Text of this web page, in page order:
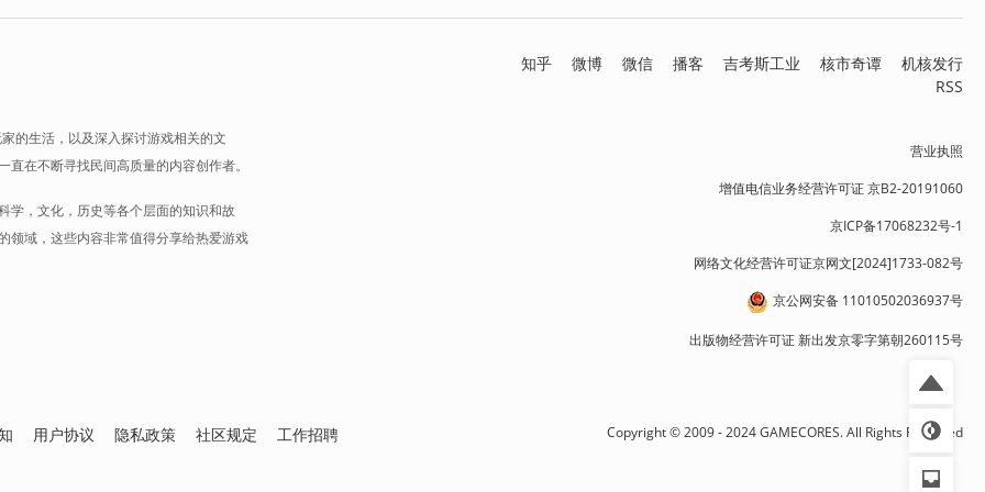
的生活，以及深入探讨游戏相关的文
在不断寻找民间高质量的内容创作者。
学，文化，历史等各个层面的知识和故
领域，这些内容非常值得分享给热爱游戏
知乎 微博 微信 播客 吉考斯工业 核市奇谭
机核发行
RSS
营业执照
增值电信业务经营许可证 京B2-20191060
京ICP备17068232号-1
网络文化经营许可证京网文[2024]1733-082号
京公网安备 11010502036937号
出版物经营许可证 新出发京零字第朝260115号
用户协议 隐私政策 社区规定 工作招聘 Copyright © 2009 - 2024 GAMECORES. All Rights Reserved